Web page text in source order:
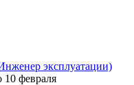
эксплуатации)
10 февраля